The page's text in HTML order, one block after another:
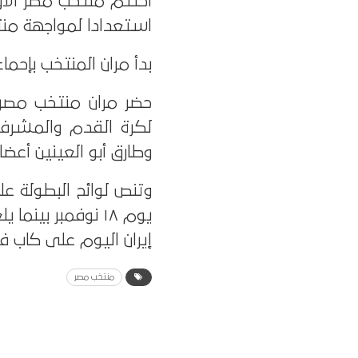
استعدادا لمواجهة
بدأ مران المنتخب
حضر مران منتخب
لكرة القدم
وطارق أبو العينين
وتنص لوائح البطولة
إيران اليوم على كاب
منتخب مصر